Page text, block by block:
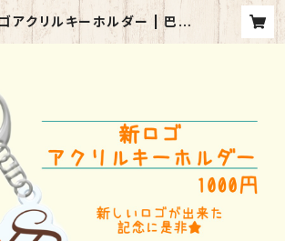
アクリルキーホルダー | 巴山
萌菜 WEBショップ